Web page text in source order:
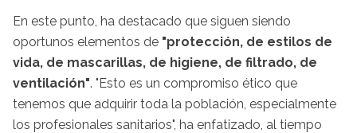
En este punto, ha destacado que siguen siendo
oportunos elementos de "protección, de estilos de
vida, de mascarillas, de higiene, de filtrado, de
ventilación". "Esto es un compromiso ético que
tenemos que adquirir toda la población, especialmente
los profesionales sanitarios", ha enfatizado, al tiempo